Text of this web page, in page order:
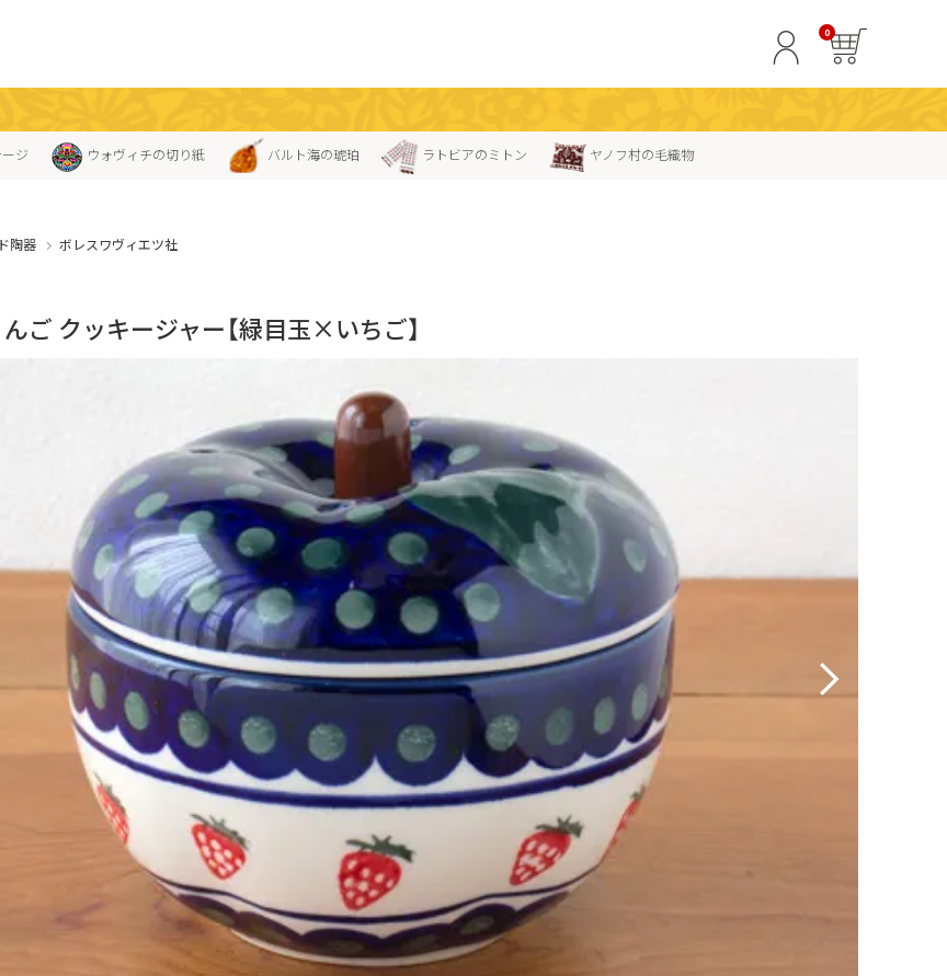
0
ジ ウォヴィチの切り紙 バルト海の琥珀 ラトビアのミトン ヤノフ村の毛織物
陶器 ボレスワヴィエツ社
んご クッキージャー【緑目玉×いちご】